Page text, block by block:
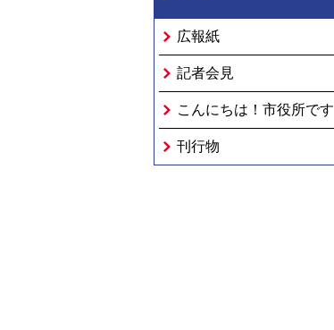
広報紙
記者会見
こんにちは！市役所です
刊行物